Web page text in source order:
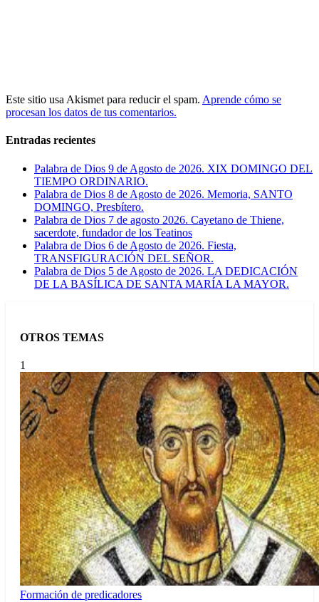
Este sitio usa Akismet para reducir el spam. Aprende cómo se
procesan los datos de tus comentarios.
Entradas recientes
Palabra de Dios 9 de Agosto de 2026. XIX DOMINGO DEL
TIEMPO ORDINARIO.
Palabra de Dios 8 de Agosto de 2026. Memoria, SANTO
DOMINGO, Presbítero.
Palabra de Dios 7 de agosto 2026. Cayetano de Thiene,
sacerdote, fundador de los Teatinos
Palabra de Dios 6 de Agosto de 2026. Fiesta,
TRANSFIGURACIÓN DEL SEÑOR.
Palabra de Dios 5 de Agosto de 2026. LA DEDICACIÓN
DE LA BASÍLICA DE SANTA MARÍA LA MAYOR.
OTROS TEMAS
1
Formación de predicadores